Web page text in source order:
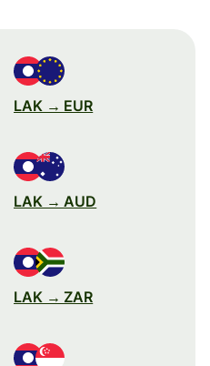
LAK → EUR
LAK → AUD
LAK → ZAR